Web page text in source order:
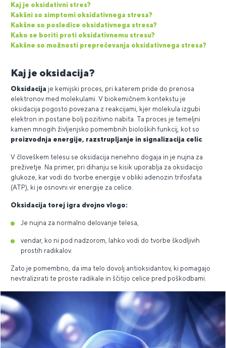
Kaj je oksidativni stres?
Kakšni so simptomi oksidativnega stresa?
Kakšne so posledice oksidativnega stresa?
Kako se boriti proti oksidativnemu stresu?
Kakšne so možnosti preprečevanja oksidativnega stresa?
Kaj je oksidacija?
Oksidacija je kemijski proces, pri katerem pride do prenosa
elektronov med molekulami. V biokemičnem kontekstu je
oksidacija pogosto povezana z reakcijami, kjer molekula izgubi
elektron in postane bolj pozitivno nabita. Ta proces je temeljni
kamen mnogih življenjsko pomembnih bioloških funkcij, kot so
proizvodnja energije, razstrupljanje in signalizacija celic
V človeškem telesu se oksidacija nenehno dogaja in je nujna za
preživetje. Na primer, pri dihanju se kisik uporablja za oksidacijo
glukoze, kar vodi do tvorbe energije v obliki adenozin trifosfata
(ATP), ki je osnovni vir energije za celice.
Oksidacija torej igra dvojno vlogo:
Je nujna za normalno delovanje telesa,
vendar, ko ni pod nadzorom, lahko vodi do tvorbe škodljivih
prostih radikalov.
Zato je pomembno, da ima telo dovolj antioksidantov, ki pomagajo
nevtralizirati te proste radikale in ščitijo celice pred poškodbami.